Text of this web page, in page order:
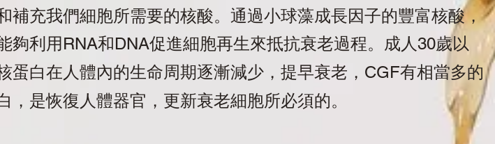
補充我們細胞所需要的核酸。通過小球藻成長因子的豐富核酸，
夠利用RNA和DNA促進細胞再生來抵抗衰老過程。成人30歲以
蛋白在人體內的生命周期逐漸減少，提早衰老， CGF有相當多的
，是恢復人體器官，更新衰老細胞所必須的。